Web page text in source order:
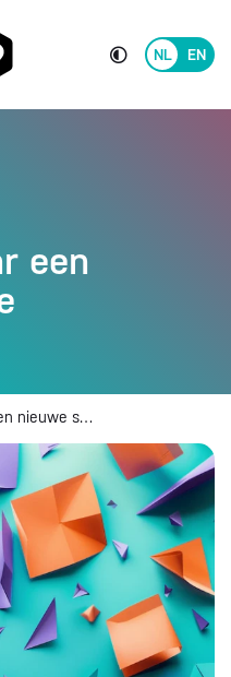
Switch
een
Omdenken naar een nieuwe situatie​